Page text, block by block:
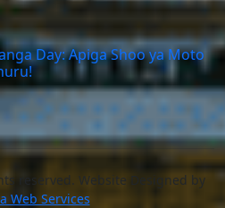
Day: Apiga Shoo ya Moto
reserved. Website Designed by
Web Services